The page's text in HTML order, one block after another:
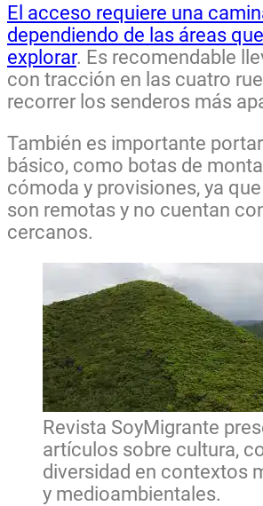
El acceso requiere una
dependiendo de las áreas
explorar. Es recomendable
con tracción en las cuatro
recorrer los senderos más
También es importante
básico, como botas de
cómoda y provisiones, ya
son remotas y no cuentan
cercanos.
Revista SoyMigrante
artículos sobre cultura,
diversidad en contextos
y medioambientales.